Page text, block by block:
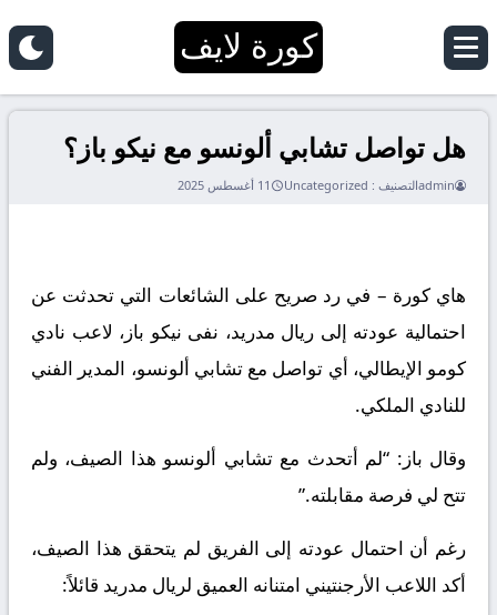
كورة لايف
هل تواصل تشابي ألونسو مع نيكو باز؟
adminالتصنيف : Uncategorized 11 أغسطس 2025
هاي كورة – في رد صريح على الشائعات التي تحدثت عن
احتمالية عودته إلى ريال مدريد، نفى نيكو باز، لاعب نادي
كومو الإيطالي، أي تواصل مع تشابي ألونسو، المدير الفني
للنادي الملكي.
وقال باز: “لم أتحدث مع تشابي ألونسو هذا الصيف، ولم
تتح لي فرصة مقابلته.”
رغم أن احتمال عودته إلى الفريق لم يتحقق هذا الصيف،
أكد اللاعب الأرجنتيني امتنانه العميق لريال مدريد قائلاً: